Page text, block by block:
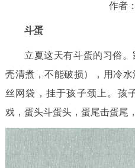
作者
斗蛋
立夏这天有斗蛋的习俗
壳清煮，不能破损），用冷
丝网袋，挂于孩子颈上。孩
戏，蛋头斗蛋头，蛋尾击蛋尾